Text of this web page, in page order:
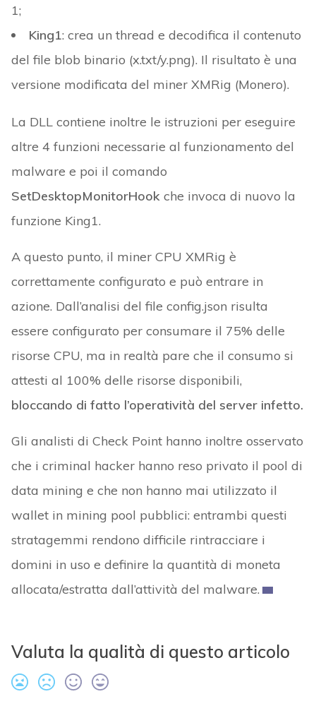
1;
King1: crea un thread e decodifica il contenuto
del file blob binario (x.txt/y.png). Il risultato è una
versione modificata del miner XMRig (Monero).
La DLL contiene inoltre le istruzioni per eseguire
altre 4 funzioni necessarie al funzionamento del
malware e poi il comando
SetDesktopMonitorHookche invoca di nuovo la
funzione King1.
A questo punto, il miner CPU XMRig è
correttamente configurato e può entrare in
azione. Dall’analisi del file config.json risulta
essere configurato per consumare il 75% delle
risorse CPU, ma in realtà pare che il consumo si
attesti al 100% delle risorse disponibili,
bloccando di fatto l’operatività del server infetto.
Gli analisti di Check Point hanno inoltre osservato
che i criminal hacker hanno reso privato il pool di
data mining e che non hanno mai utilizzato il
wallet in mining pool pubblici: entrambi questi
stratagemmi rendono difficile rintracciare i
domini in uso e definire la quantità di moneta
allocata/estratta dall’attività del malware.
Valuta la qualità di questo articolo